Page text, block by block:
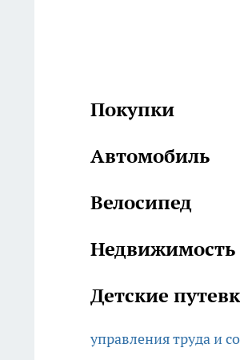
Покупки
Автомобиль
Велосипед
Недвижимость
Детские
управления труда и